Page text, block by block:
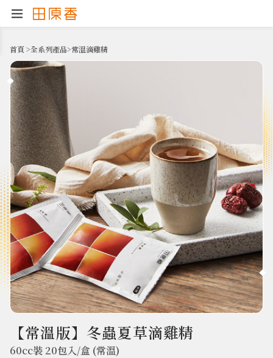
首頁>全系列產品>常溫滴雞精
【常溫版】冬蟲夏草滴雞精
60cc裝 20包入/盒 (常溫)